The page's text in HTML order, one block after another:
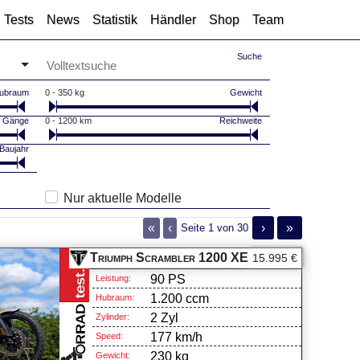
Tests News Statistik Händler Shop Team
Suche
0 - 350 kg Gewicht
Gänge 0 - 1200 km Reichweite
Baujahr
Nur aktuelle Modelle
« ‹ Seite 1 von 30 › »
Triumph Scrambler 1200 XE 2026 im Test
15.995 €
Leistung: 90 PS
Hubraum: 1.200 ccm
Zylinder: 2 Zyl
Speed: 177 km/h
Gewicht: 230 kg